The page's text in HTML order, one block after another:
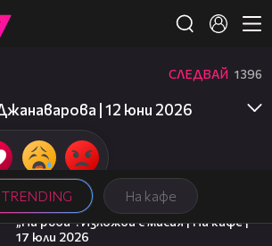
TRENDING На кафе
СЛЕДВАЙ 1396
| 12 юни 2026
„На ръба“: Изложба с мисия | На кафе |
17 юли 2026